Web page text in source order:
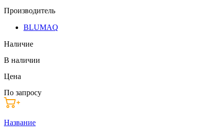
Производитель
BLUMAQ
Наличие
В наличии
Цена
По запросу
Название